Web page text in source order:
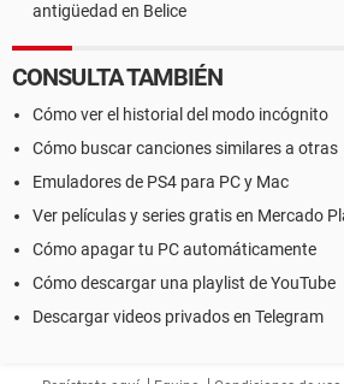
antigüedad en Belice
CONSULTA TAMBIÉN
Cómo ver el historial del modo incógnito
Cómo buscar canciones similares a otras
Emuladores de PS4 para PC y Mac
Ver películas y series gratis en Mercado
Cómo apagar tu PC automáticamente
Cómo descargar una playlist de YouTube
Descargar videos privados en Telegram